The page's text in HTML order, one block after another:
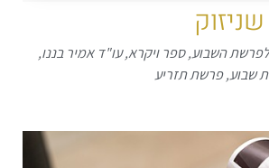
השבוע,ספר ויקרא,עו"ד אמיר בננו,
שבוע,פרשת תזריע